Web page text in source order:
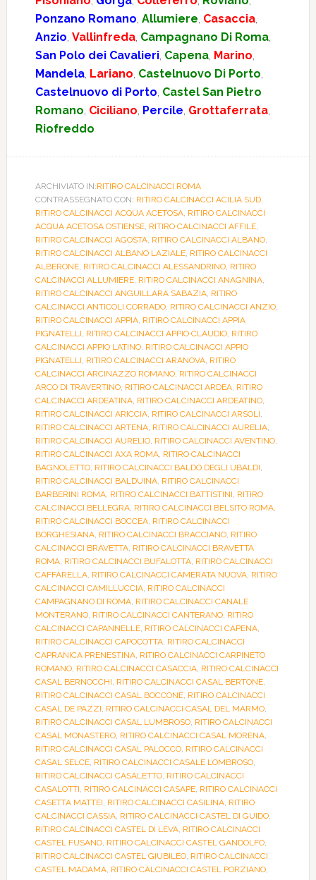
Ponzano Romano, Allumiere, Casaccia,
Anzio, Vallinfreda, Campagnano Di Roma,
San Polo dei Cavalieri, Capena, Marino,
Mandela, Lariano, Castelnuovo Di Porto,
Castelnuovo di Porto, Castel San Pietro
Romano, Ciciliano, Percile, Grottaferrata,
Riofreddo
ARCHIVIATO IN:RITIRO CALCINACCI ROMA
CONTRASSEGNATO CON: RITIRO CALCINACCI ACILIA SUD,
RITIRO CALCINACCI ACQUA ACETOSA, RITIRO CALCINACCI
ACQUA ACETOSA OSTIENSE, RITIRO CALCINACCI AFFILE,
RITIRO CALCINACCI AGOSTA, RITIRO CALCINACCI ALBANO,
RITIRO CALCINACCI ALBANO LAZIALE, RITIRO CALCINACCI
ALBERONE, RITIRO CALCINACCI ALESSANDRINO, RITIRO
CALCINACCI ALLUMIERE, RITIRO CALCINACCI ANAGNINA,
RITIRO CALCINACCI ANGUILLARA SABAZIA, RITIRO
CALCINACCI ANTICOLI CORRADO, RITIRO CALCINACCI ANZIO,
RITIRO CALCINACCI APPIA, RITIRO CALCINACCI APPIA
PIGNATELLI, RITIRO CALCINACCI APPIO CLAUDIO, RITIRO
CALCINACCI APPIO LATINO, RITIRO CALCINACCI APPIO
PIGNATELLI, RITIRO CALCINACCI ARANOVA, RITIRO
CALCINACCI ARCINAZZO ROMANO, RITIRO CALCINACCI
ARCO DI TRAVERTINO, RITIRO CALCINACCI ARDEA, RITIRO
CALCINACCI ARDEATINA, RITIRO CALCINACCI ARDEATINO,
RITIRO CALCINACCI ARICCIA, RITIRO CALCINACCI ARSOLI,
RITIRO CALCINACCI ARTENA, RITIRO CALCINACCI AURELIA,
RITIRO CALCINACCI AURELIO, RITIRO CALCINACCI AVENTINO,
RITIRO CALCINACCI AXA ROMA, RITIRO CALCINACCI
BAGNOLETTO, RITIRO CALCINACCI BALDO DEGLI UBALDI,
RITIRO CALCINACCI BALDUINA, RITIRO CALCINACCI
BARBERINI ROMA, RITIRO CALCINACCI BATTISTINI, RITIRO
CALCINACCI BELLEGRA, RITIRO CALCINACCI BELSITO ROMA,
RITIRO CALCINACCI BOCCEA, RITIRO CALCINACCI
BORGHESIANA, RITIRO CALCINACCI BRACCIANO, RITIRO
CALCINACCI BRAVETTA, RITIRO CALCINACCI BRAVETTA
ROMA, RITIRO CALCINACCI BUFALOTTA, RITIRO CALCINACCI
CAFFARELLA, RITIRO CALCINACCI CAMERATA NUOVA, RITIRO
CALCINACCI CAMILLUCCIA, RITIRO CALCINACCI
CAMPAGNANO DI ROMA, RITIRO CALCINACCI CANALE
MONTERANO, RITIRO CALCINACCI CANTERANO, RITIRO
CALCINACCI CAPANNELLE, RITIRO CALCINACCI CAPENA,
RITIRO CALCINACCI CAPOCOTTA, RITIRO CALCINACCI
CAPRANICA PRENESTINA, RITIRO CALCINACCI CARPINETO
ROMANO, RITIRO CALCINACCI CASACCIA, RITIRO CALCINACCI
CASAL BERNOCCHI, RITIRO CALCINACCI CASAL BERTONE,
RITIRO CALCINACCI CASAL BOCCONE, RITIRO CALCINACCI
CASAL DE PAZZI, RITIRO CALCINACCI CASAL DEL MARMO,
RITIRO CALCINACCI CASAL LUMBROSO, RITIRO CALCINACCI
CASAL MONASTERO, RITIRO CALCINACCI CASAL MORENA,
RITIRO CALCINACCI CASAL PALOCCO, RITIRO CALCINACCI
CASAL SELCE, RITIRO CALCINACCI CASALE LOMBROSO,
RITIRO CALCINACCI CASALETTO, RITIRO CALCINACCI
CASALOTTI, RITIRO CALCINACCI CASAPE, RITIRO CALCINACCI
CASETTA MATTEI, RITIRO CALCINACCI CASILINA, RITIRO
CALCINACCI CASSIA, RITIRO CALCINACCI CASTEL DI GUIDO,
RITIRO CALCINACCI CASTEL DI LEVA, RITIRO CALCINACCI
CASTEL FUSANO, RITIRO CALCINACCI CASTEL GANDOLFO,
RITIRO CALCINACCI CASTEL GIUBILEO, RITIRO CALCINACCI
CASTEL MADAMA, RITIRO CALCINACCI CASTEL PORZIANO,